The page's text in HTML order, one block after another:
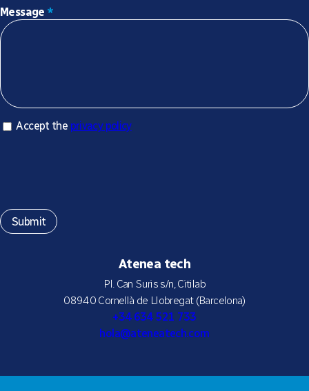
Atenea tech
Pl. Can Suris s/n, Citilab
08940 Cornellà de Llobregat (Barcelona)
+34 634 521 733
hola@ateneatech.com
Message *
Accept privacy policy*
Accept the privacy policy